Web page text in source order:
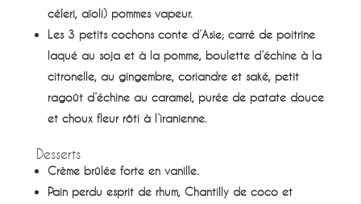
céleri, aïoli) pommes vapeur.
Les 3 petits cochons conte d’Asie; carré de poitrine
laqué au soja et à la pomme, boulette d’échine à la
citronelle, au gingembre, coriandre et saké, petit
ragoût d’échine au caramel, purée de patate douce
et choux fleur rôti à l’iranienne.
Desserts
Crème brûlée forte en vanille.
Pain perdu esprit de rhum, Chantilly de coco et